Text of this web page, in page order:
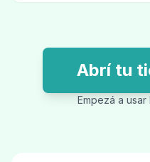
Abrí tu
Empezá a usar